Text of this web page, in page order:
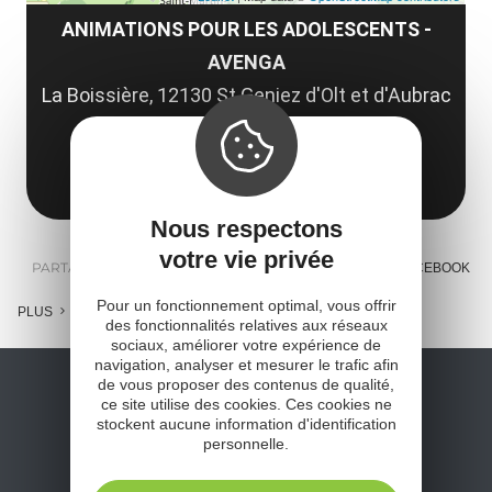
ANIMATIONS POUR LES ADOLESCENTS -
AVENGA
La Boissière, 12130 St Geniez d'Olt et d'Aubrac
12130 Saint-Geniez-d'Olt-et-d'Aubrac
Obtenir l'itinéraire
PARTAGER : E-MAIL MESSENGER FACEBOOK
PLUS
Nous respectons
votre vie privée
Pour un fonctionnement optimal, vous offrir
des fonctionnalités relatives aux réseaux
sociaux, améliorer votre expérience de
navigation, analyser et mesurer le trafic afin
de vous proposer des contenus de qualité,
ce site utilise des cookies. Ces cookies ne
stockent aucune information d'identification
personnelle.